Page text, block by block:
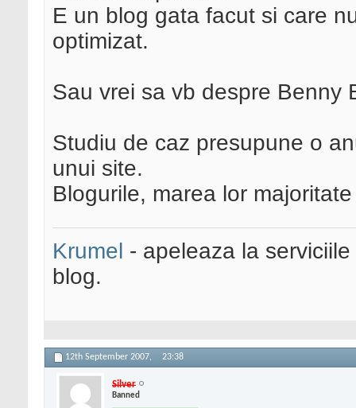
E un blog gata facut si care
optimizat.
Sau vrei sa vb despre Benny
Studiu de caz presupune o
unui site.
Blogurile, marea lor
Krumel - apeleaza la
blog.
12th September 2007, 23:38
Silver
Banned